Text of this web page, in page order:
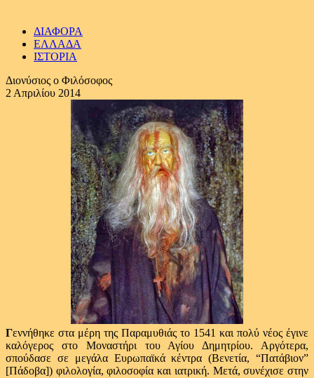
ΔΙΑΦΟΡΑ
ΕΛΛΑΔΑ
ΙΣΤΟΡΙΑ
Διονύσιος ο Φιλόσοφος
2 Απριλίου 2014
Γεννήθηκε στα μέρη της Παραμυθιάς το 1541 και πολύ νέος έγινε
καλόγερος στο Μοναστήρι του Αγίου Δημητρίου. Αργότερα,
σπούδασε σε μεγάλα Ευρωπαϊκά κέντρα (Βενετία, “Πατάβιον”
[Πάδοβα]) φιλολογία, φιλοσοφία και ιατρική. Μετά, συνέχισε στην